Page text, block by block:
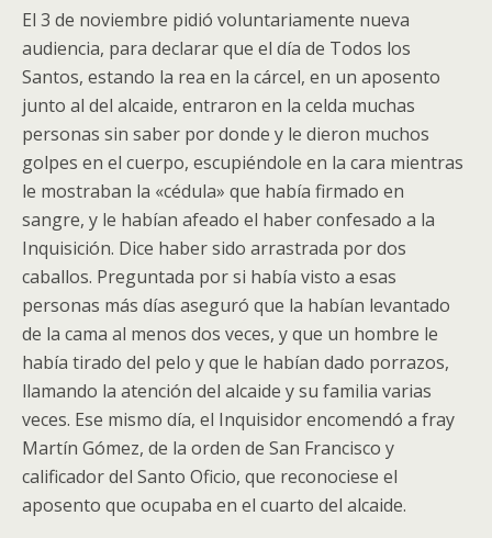
El 3 de noviembre pidió voluntariamente nueva
audiencia, para declarar que el día de Todos los
Santos, estando la rea en la cárcel, en un aposento
junto al del alcaide, entraron en la celda muchas
personas sin saber por donde y le dieron muchos
golpes en el cuerpo, escupiéndole en la cara mientras
le mostraban la «cédula» que había firmado en
sangre, y le habían afeado el haber confesado a la
Inquisición. Dice haber sido arrastrada por dos
caballos. Preguntada por si había visto a esas
personas más días aseguró que la habían levantado
de la cama al menos dos veces, y que un hombre le
había tirado del pelo y que le habían dado porrazos,
llamando la atención del alcaide y su familia varias
veces. Ese mismo día, el Inquisidor encomendó a fray
Martín Gómez, de la orden de San Francisco y
calificador del Santo Oficio, que reconociese el
aposento que ocupaba en el cuarto del alcaide.